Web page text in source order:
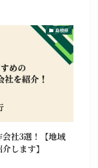
島根県
社3選！【地域
します】